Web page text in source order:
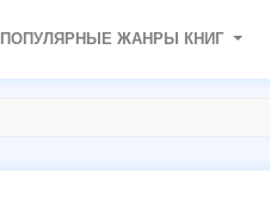
ПОПУЛЯРНЫЕ ЖАНРЫ КНИГ